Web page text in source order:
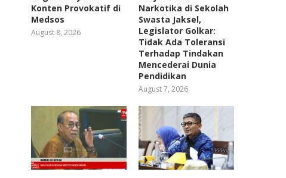
Konten Provokatif di
Medsos
August 8, 2026
Narkotika di Sekolah
Swasta Jaksel,
Legislator Golkar:
Tidak Ada Toleransi
Terhadap Tindakan
Mencederai Dunia
Pendidikan
August 7, 2026